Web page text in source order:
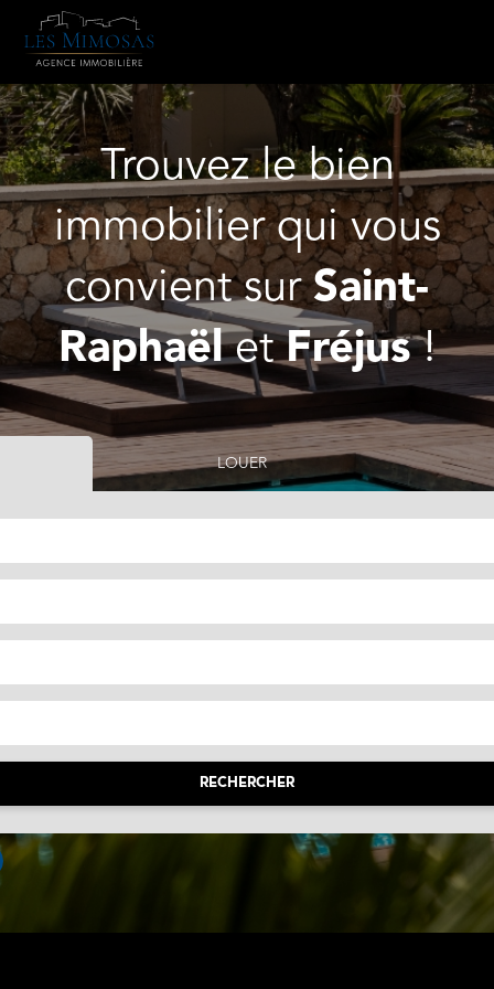
Trouvez le bien
immobilier qui vous
convient surSaint-
RaphaëletFréjus!
LOUER
RECHERCHER